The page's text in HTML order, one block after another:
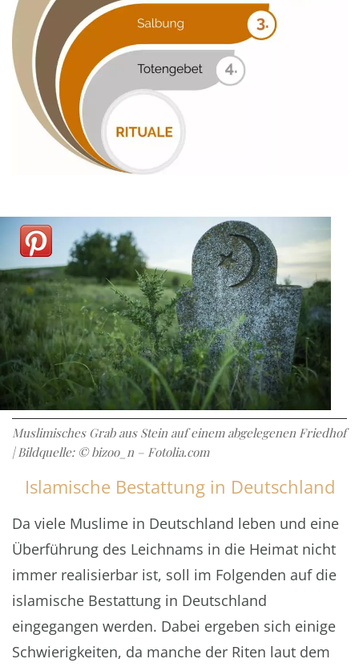
Muslimisches Grab aus Stein auf einem abgelegenen Friedhof
| Bildquelle: © bizoo_n – Fotolia.com
Islamische Bestattung in Deutschland
Da viele Muslime in Deutschland leben und eine
Überführung des Leichnams in die Heimat nicht
immer realisierbar ist, soll im Folgenden auf die
islamische Bestattung in Deutschland
eingegangen werden. Dabei ergeben sich einige
Schwierigkeiten, da manche der Riten laut dem